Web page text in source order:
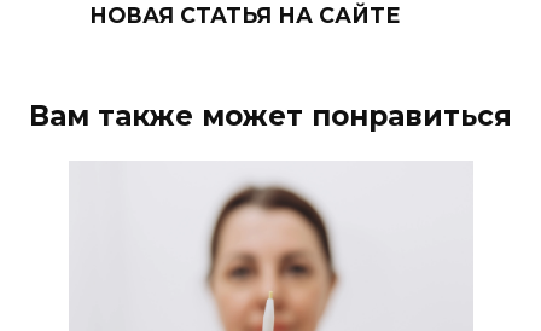
НОВАЯ СТАТЬЯ НА САЙТЕ
Вам также может понравиться